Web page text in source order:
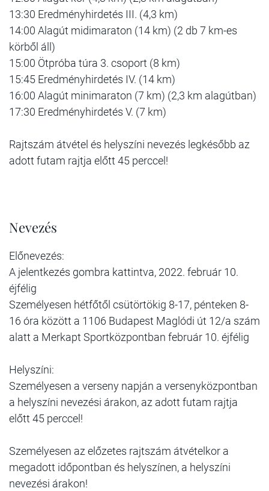
13:30 Eredményhirdetés III. (4,3 km)
14:00 Alagút midimaraton (14 km) (2 db 7 km-es
körből áll)
15:00 Ötpróba túra 3. csoport (8 km)
15:45 Eredményhirdetés IV. (14 km)
16:00 Alagút minimaraton (7 km) (2,3 km alagútban)
17:30 Eredményhirdetés V. (7 km)
Rajtszám átvétel és helyszíni nevezés legkésőbb az
adott futam rajtja előtt 45 perccel!
Nevezés
Előnevezés:
A jelentkezés gombra kattintva, 2022. február 10.
éjfélig
Személyesen hétfőtől csütörtökig 8-17, pénteken 8-
16 óra között a 1106 Budapest Maglódi út 12/a szám
alatt a Merkapt Sportközpontban február 10. éjfélig
Helyszíni:
Személyesen a verseny napján a versenyközpontban
a helyszíni nevezési árakon, az adott futam rajtja
előtt 45 perccel!
Személyesen az előzetes rajtszám átvételkor a
megadott időpontban és helyszínen, a helyszíni
nevezési árakon!